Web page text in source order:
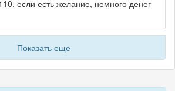
если есть желание, немного денег
Показать еще